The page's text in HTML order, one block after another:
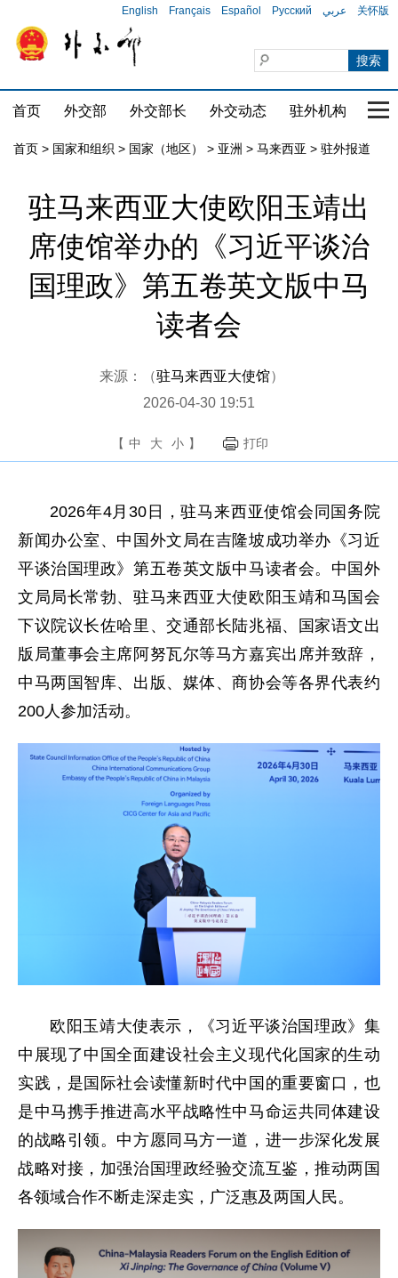
English Français Español Русский عربي 关怀版
首页 外交部 外交部长 外交动态 驻外机构 国
首页 > 国家和组织 > 国家（地区） > 亚洲 > 马来西亚 > 驻外报道
驻马来西亚大使欧阳玉靖出
席使馆举办的《习近平谈治
国理政》第五卷英文版中马
读者会
来源：（驻马来西亚大使馆）
2026-04-30 19:51
【 中 大 小 】 打印
2026年4月30日，驻马来西亚使馆会同国务院
新闻办公室、中国外文局在吉隆坡成功举办《习近
平谈治国理政》第五卷英文版中马读者会。中国外
文局局长常勃、驻马来西亚大使欧阳玉靖和马国会
下议院议长佐哈里、交通部长陆兆福、国家语文出
版局董事会主席阿努瓦尔等马方嘉宾出席并致辞，
中马两国智库、出版、媒体、商协会等各界代表约
200人参加活动。
欧阳玉靖大使表示，《习近平谈治国理政》集
中展现了中国全面建设社会主义现代化国家的生动
实践，是国际社会读懂新时代中国的重要窗口，也
是中马携手推进高水平战略性中马命运共同体建设
的战略引领。中方愿同马方一道，进一步深化发展
战略对接，加强治国理政经验交流互鉴，推动两国
各领域合作不断走深走实，广泛惠及两国人民。